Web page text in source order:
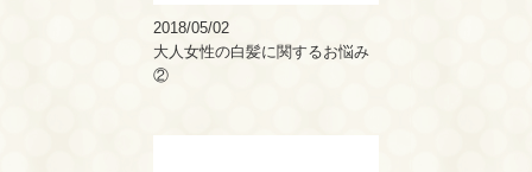
2018/05/02
大人女性の白髪に関するお悩み
②